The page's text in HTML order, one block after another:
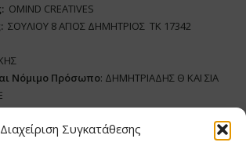
Διαχείριση Συγκατάθεσης
ΟΜΙΝD CREATIVES
ΣΟΥΛΙΟΥ 8 ΑΓΙΟΣ ΔΗΜΗΤΡΙΟΣ ΤΚ 17342
Νόμιμο Πρόσωπο: ΔΗΜΗΤΡΙΑΔΗΣ Θ ΚΑΙ ΣΙΑ
ΒΛΑΔΙΜΗΡΟΥ ΧΡΙΣΤΙΝΑ